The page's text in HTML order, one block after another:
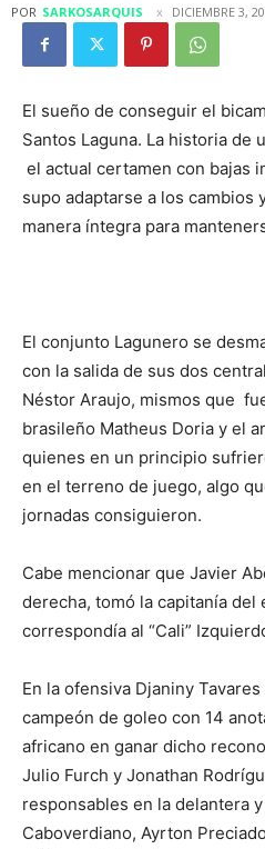
POR SARKOSARQUIS DICIEMBRE 3,
El sueño de conseguir el
Santos Laguna. La historia de
el actual certamen con bajas
supo adaptarse a los cambios
manera íntegra para
El conjunto Lagunero se
con la salida de sus dos
Néstor Araujo, mismos que
brasileño Matheus Doria y el
quienes en un principio
en el terreno de juego, algo
jornadas consiguieron.
Cabe mencionar que Javier
derecha, tomó la capitanía del
correspondía al “Cali”
En la ofensiva Djaniny
campeón de goleo con 14
africano en ganar dicho
Julio Furch y Jonathan
responsables en la delantera
Caboverdiano, Ayrton